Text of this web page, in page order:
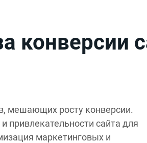
конверсии
мешающих росту конверсии.
привлекательности сайта для
маркетинговых и